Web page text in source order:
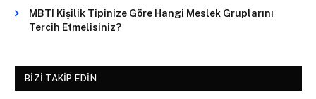
MBTI Kişilik Tipinize Göre Hangi Meslek Gruplarını
Tercih Etmelisiniz?
BIZI TAKIP EDIN